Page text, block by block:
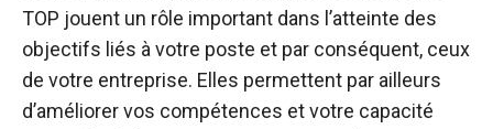
TOP jouent un rôle important dans l’atteinte des
objectifs liés à votre poste et par conséquent, ceux
de votre entreprise. Elles permettent par ailleurs
d’améliorer vos compétences et votre capacité